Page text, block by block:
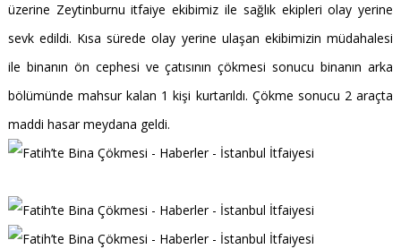
üzerine Zeytinburnu itfaiye ekibimiz ile sağlık ekipleri olay yerine
sevk edildi. Kısa sürede olay yerine ulaşan ekibimizin müdahalesi
ile binanın ön cephesi ve çatısının çökmesi sonucu binanın arka
bölümünde mahsur kalan 1 kişi kurtarıldı. Çökme sonucu 2 araçta
maddi hasar meydana geldi.